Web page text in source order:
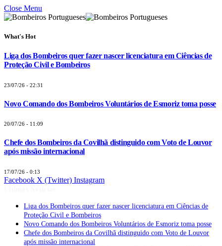
Close Menu
What's Hot
Liga dos Bombeiros quer fazer nascer licenciatura em Ciências de
Proteção Civil e Bombeiros
23/07/26 - 22:31
Novo Comando dos Bombeiros Voluntários de Esmoriz toma posse
20/07/26 - 11:09
Chefe dos Bombeiros da Covilhã distinguido com Voto de Louvor
após missão internacional
17/07/26 - 0:13
Facebook X (Twitter) Instagram
Liga dos Bombeiros quer fazer nascer licenciatura em Ciências de
Proteção Civil e Bombeiros
Novo Comando dos Bombeiros Voluntários de Esmoriz toma posse
Chefe dos Bombeiros da Covilhã distinguido com Voto de Louvor
após missão internacional